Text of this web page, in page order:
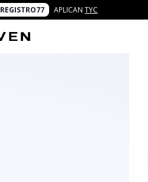
REGISTRO77 APLICAN TYC